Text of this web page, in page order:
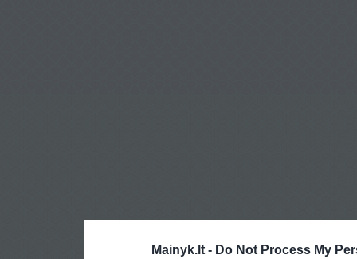
Mainyk.lt - Do Not Process My